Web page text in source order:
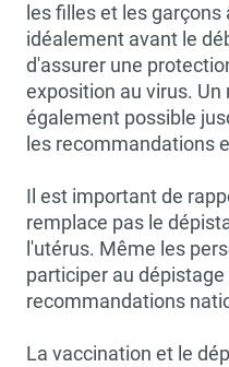
les filles et les garçons
idéalement avant le
d'assurer une
exposition au virus.
également possible
les recommandations
Il est important de
remplace pas le
l'utérus. Même les
participer au
recommandations
La vaccination et le